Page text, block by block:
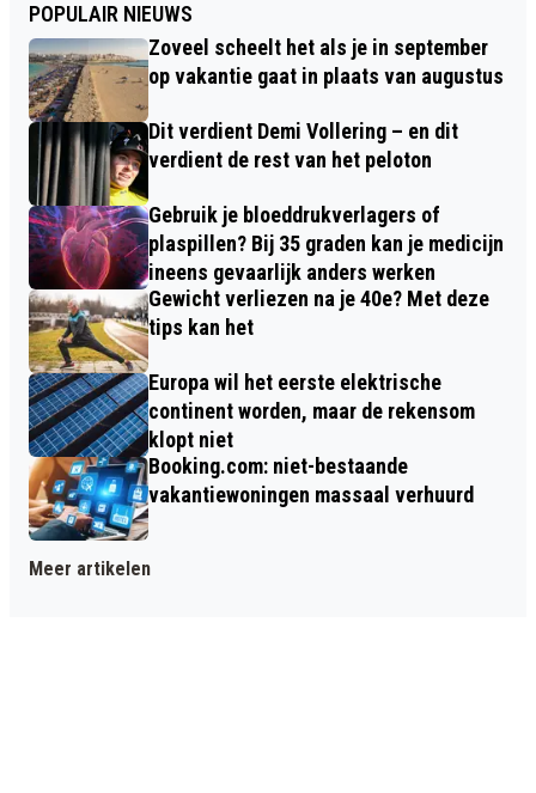
POPULAIR NIEUWS
Zoveel scheelt het als je in september
op vakantie gaat in plaats van augustus
Dit verdient Demi Vollering – en dit
verdient de rest van het peloton
Gebruik je bloeddrukverlagers of
plaspillen? Bij 35 graden kan je medicijn
ineens gevaarlijk anders werken
Gewicht verliezen na je 40e? Met deze
tips kan het
Europa wil het eerste elektrische
continent worden, maar de rekensom
klopt niet
Booking.com: niet-bestaande
vakantiewoningen massaal verhuurd
Meer artikelen